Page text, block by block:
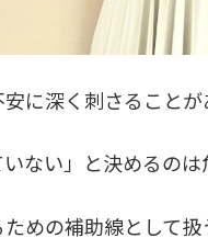
に深く刺さることが
ない」と決めるのは
めの補助線として扱